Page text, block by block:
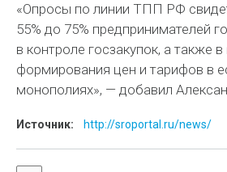
«Опросы по линии ТПП РФ
55% до 75% предпринимателей
в контроле госзакупок, а также
формирования цен и тарифов в
монополиях», — добавил
Источник: http://sroportal.ru/news/